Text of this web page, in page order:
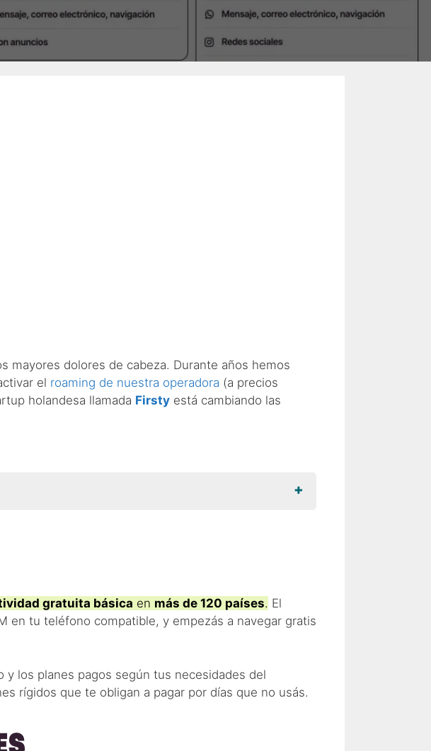
mayores dolores de cabeza. Durante años hemos
el roaming de nuestra operadora (a precios
holandesa llamada Firsty está cambiando las
+
gratuita básica en más de 120 países. El
en tu teléfono compatible, y empezás a navegar gratis
los planes pagos según tus necesidades del
rígidos que te obligan a pagar por días que no usás.